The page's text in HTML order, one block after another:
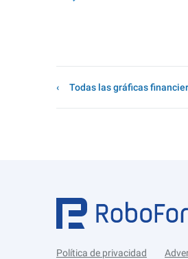
Todas las gráficas
Política de privacidad